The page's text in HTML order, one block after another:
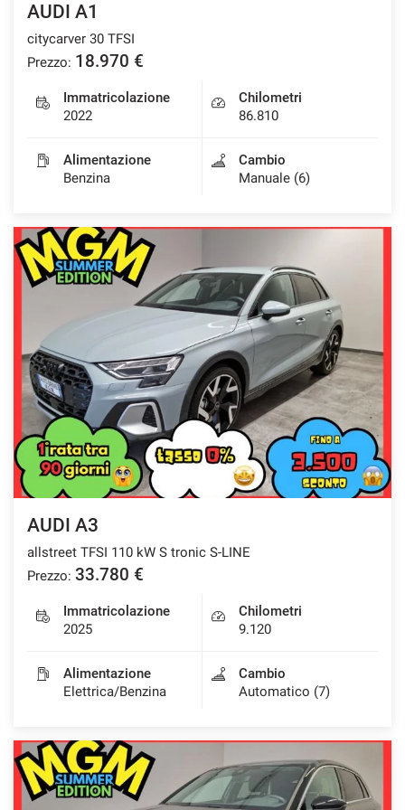
AUDI A1
citycarver 30 TFSI
Prezzo: 18.970 €
Immatricolazione
2022
Chilometri
86.810
Alimentazione
Benzina
Cambio
Manuale (6)
AUDI A3
allstreet TFSI 110 kW S tronic S-LINE
Prezzo: 33.780 €
Immatricolazione
2025
Chilometri
9.120
Alimentazione
Elettrica/Benzina
Cambio
Automatico (7)
le
impostazioni